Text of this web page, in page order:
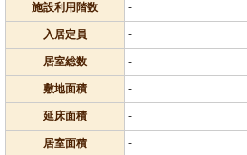
施設利用階数 -
入居定員 -
居室総数 -
敷地面積 -
延床面積 -
居室面積 -